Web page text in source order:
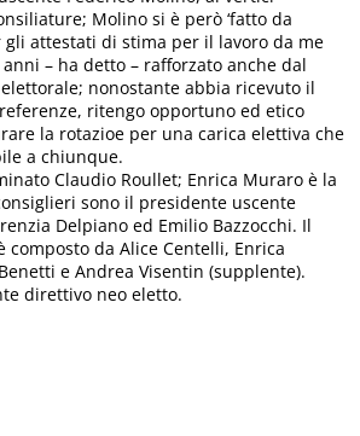
Molino si è però ‘fatto da
gli attestati di stima per il lavoro da me
– ha detto – rafforzato anche dal
nonostante abbia ricevuto il
ritengo opportuno ed etico
la rotazioe per una carica elettiva che
a chiunque.
Claudio Roullet; Enrica Muraro è la
sono il presidente uscente
Delpiano ed Emilio Bazzocchi. Il
composto da Alice Centelli, Enrica
e Andrea Visentin (supplente).
direttivo neo eletto.